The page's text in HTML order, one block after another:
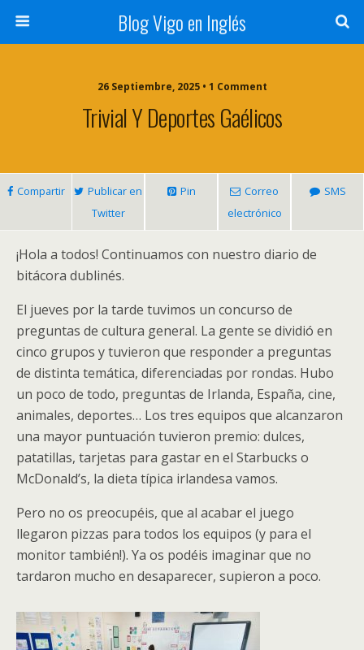
Blog Vigo en Inglés
26 Septiembre, 2025 • 1 Comment
Trivial Y Deportes Gaélicos
Compartir
Publicar en
Twitter
Pin
Correo
electrónico
SMS
¡Hola a todos! Continuamos con nuestro diario de
bitácora dublinés.
El jueves por la tarde tuvimos un concurso de
preguntas de cultura general. La gente se dividió en
cinco grupos y tuvieron que responder a preguntas
de distinta temática, diferenciadas por rondas. Hubo
un poco de todo, preguntas de Irlanda, España, cine,
animales, deportes… Los tres equipos que alcanzaron
una mayor puntuación tuvieron premio: dulces,
patatillas, tarjetas para gastar en el Starbucks o
McDonald’s, la dieta típica irlandesa vamos.
Pero no os preocupéis, que al acabar el juego
llegaron pizzas para todos los equipos (y para el
monitor también!). Ya os podéis imaginar que no
tardaron mucho en desaparecer, supieron a poco.